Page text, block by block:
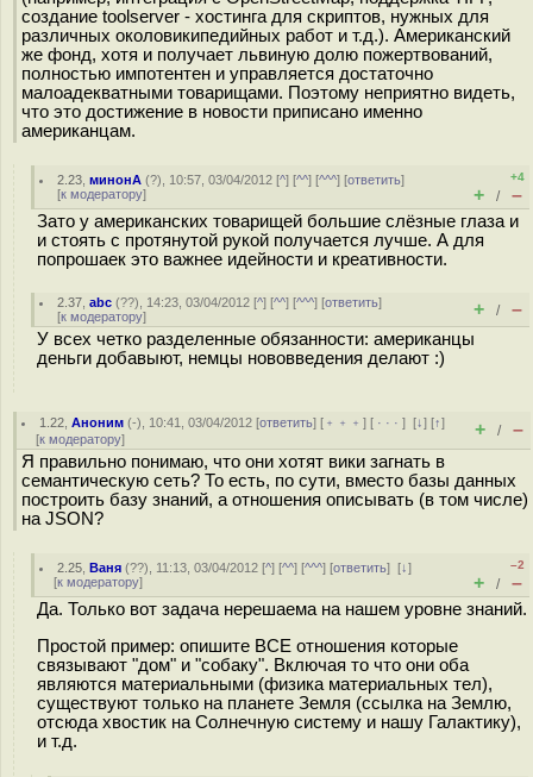
создание toolserver - хостинга для скриптов, нужных для
различных околовикипедийных работ и т.д.). Американский
же фонд, хотя и получает львиную долю пожертвований,
полностью импотентен и управляется достаточно
малоадекватными товарищами. Поэтому неприятно видеть,
что это достижение в новости приписано именно
американцам.
2.23 ,минонА (?), 10:57, 03/04/2012 [^] [^^] [^^^] [ответить]
[к модератору]
+4
+ / –
Зато у американских товарищей большие слёзные глаза и
и стоять с протянутой рукой получается лучше. А для
попрошаек это важнее идейности и креативности.
2.37 ,abc (??), 14:23, 03/04/2012 [^] [^^] [^^^] [ответить]
[к модератору] + / –
У всех четко разделенные обязанности: американцы
деньги добавыют, немцы нововведения делают :)
1.22 ,Аноним (-), 10:41, 03/04/2012 [ответить] [ ﹢﹢﹢] [ · · ·][↓] [↑]
[к модератору] + / –
Я правильно понимаю, что они хотят вики загнать в
семантическую сеть? То есть, по сути, вместо базы данных
построить базу знаний, а отношения описывать (в том числе)
на JSON?
2.25 ,Ваня (??), 11:13, 03/04/2012 [^] [^^] [^^^] [ответить][↓]
[к модератору]
–2
+ / –
Да. Только вот задача нерешаема на нашем уровне знаний.
Простой пример: опишите ВСЕ отношения которые
связывают "дом" и "собаку". Включая то что они оба
являются материальными (физика материальных тел),
существуют только на планете Земля (ссылка на Землю,
отсюда хвостик на Солнечную систему и нашу Галактику),
и т.д.